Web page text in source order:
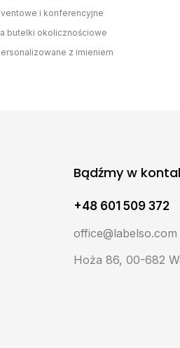
i konferencyjne
butelki okolicznościowe
z imieniem
Bądźmy w
+48 601 509 372
office@labelso.com
Hoża 86, 00-682